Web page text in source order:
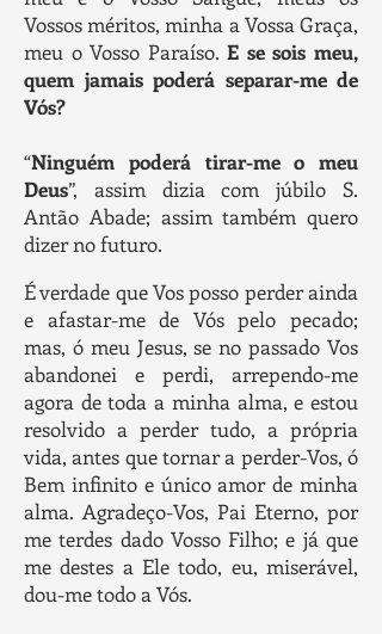
Vossos méritos, minha a Vossa Graça,
meu o Vosso Paraíso.E se sois meu,
quem jamais poderá separar-me de
Vós?
“Ninguém poderá tirar-me o meu
Deus”, assim dizia com júbilo S.
Antão Abade; assim também quero
dizer no futuro.
É verdade que Vos posso perder ainda
e afastar-me de Vós pelo pecado;
mas, ó meu Jesus, se no passado Vos
abandonei e perdi, arrependo-me
agora de toda a minha alma, e estou
resolvido a perder tudo, a própria
vida, antes que tornar a perder-Vos, ó
Bem infinito e único amor de minha
alma. Agradeço-Vos, Pai Eterno, por
me terdes dado Vosso Filho; e já que
me destes a Ele todo, eu, miserável,
dou-me todo a Vós.